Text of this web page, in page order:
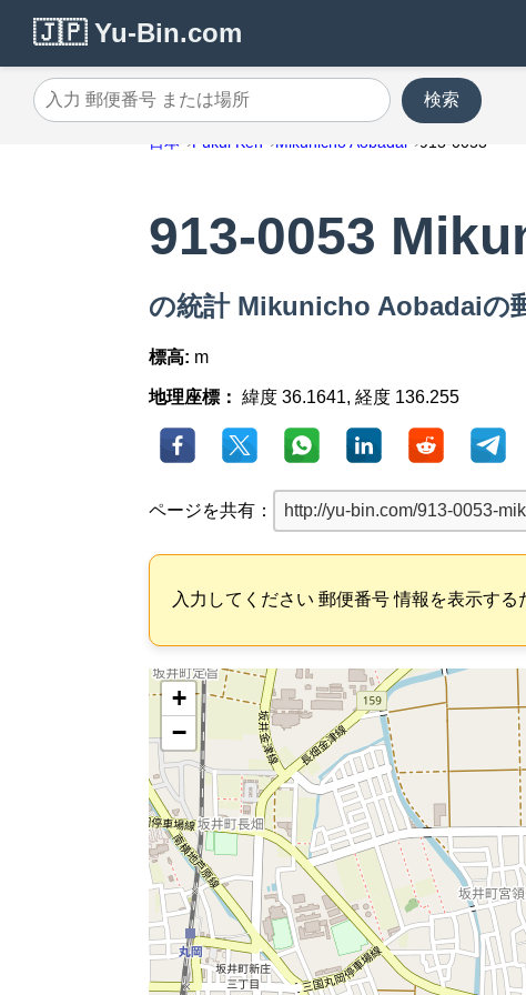
🇯🇵 Yu-Bin.com
入力 郵便番号 または場所
検索
日本 Fukui Ken Mikunicho Aobadai 913-0053
913-0053
の統計 Mikunicho Aobadaiの
標高: m
地理座標： 緯度 36.1641, 経度 136.255
ページを共有：
入力してください 郵便番号 情報を表示す
+
−